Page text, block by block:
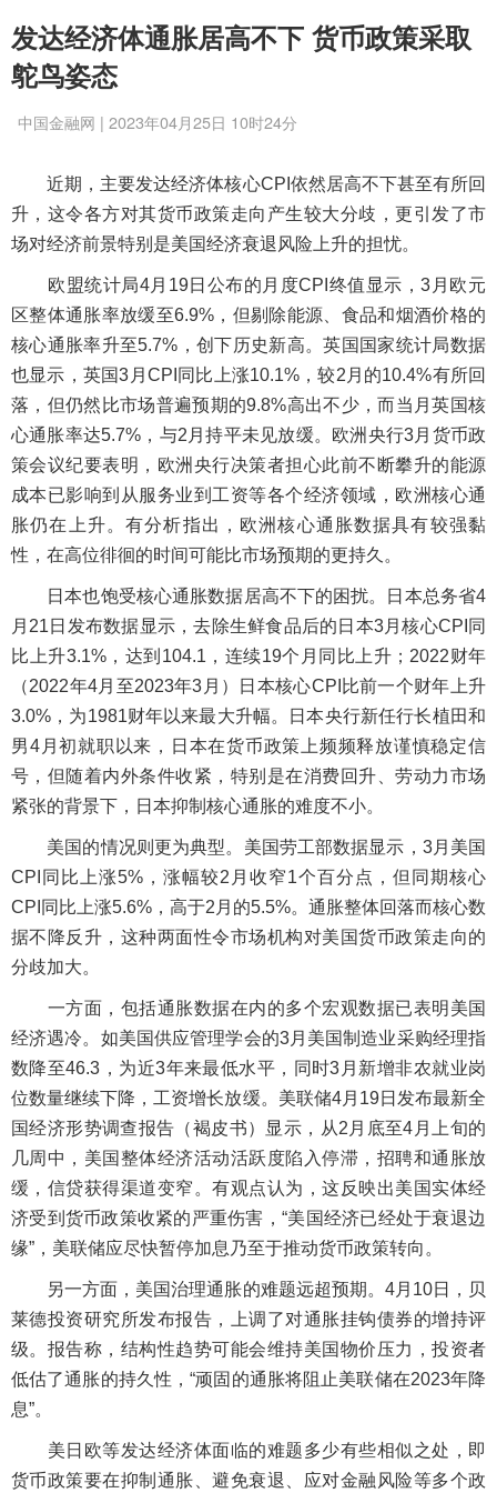
发达经济体通胀居高不下 货币政策采取
鸵鸟姿态
中国金融网 | 2023年04月25日 10时24分
近期，主要发达经济体核心CPI依然居高不下甚至有所回
升，这令各方对其货币政策走向产生较大分歧，更引发了市
场对经济前景特别是美国经济衰退风险上升的担忧。
欧盟统计局4月19日公布的月度CPI终值显示，3月欧元
区整体通胀率放缓至6.9%，但剔除能源、食品和烟酒价格的
核心通胀率升至5.7%，创下历史新高。英国国家统计局数据
也显示，英国3月CPI同比上涨10.1%，较2月的10.4%有所回
落，但仍然比市场普遍预期的9.8%高出不少，而当月英国核
心通胀率达5.7%，与2月持平未见放缓。欧洲央行3月货币政
策会议纪要表明，欧洲央行决策者担心此前不断攀升的能源
成本已影响到从服务业到工资等各个经济领域，欧洲核心通
胀仍在上升。有分析指出，欧洲核心通胀数据具有较强黏
性，在高位徘徊的时间可能比市场预期的更持久。
日本也饱受核心通胀数据居高不下的困扰。日本总务省4
月21日发布数据显示，去除生鲜食品后的日本3月核心CPI同
比上升3.1%，达到104.1，连续19个月同比上升；2022财年
（2022年4月至2023年3月）日本核心CPI比前一个财年上升
3.0%，为1981财年以来最大升幅。日本央行新任行长植田和
男4月初就职以来，日本在货币政策上频频释放谨慎稳定信
号，但随着内外条件收紧，特别是在消费回升、劳动力市场
紧张的背景下，日本抑制核心通胀的难度不小。
美国的情况则更为典型。美国劳工部数据显示，3月美国
CPI同比上涨5%，涨幅较2月收窄1个百分点，但同期核心
CPI同比上涨5.6%，高于2月的5.5%。通胀整体回落而核心数
据不降反升，这种两面性令市场机构对美国货币政策走向的
分歧加大。
一方面，包括通胀数据在内的多个宏观数据已表明美国
经济遇冷。如美国供应管理学会的3月美国制造业采购经理指
数降至46.3，为近3年来最低水平，同时3月新增非农就业岗
位数量继续下降，工资增长放缓。美联储4月19日发布最新全
国经济形势调查报告（褐皮书）显示，从2月底至4月上旬的
几周中，美国整体经济活动活跃度陷入停滞，招聘和通胀放
缓，信贷获得渠道变窄。有观点认为，这反映出美国实体经
济受到货币政策收紧的严重伤害，“美国经济已经处于衰退边
缘”，美联储应尽快暂停加息乃至于推动货币政策转向。
另一方面，美国治理通胀的难题远超预期。4月10日，贝
莱德投资研究所发布报告，上调了对通胀挂钩债券的增持评
级。报告称，结构性趋势可能会维持美国物价压力，投资者
低估了通胀的持久性，“顽固的通胀将阻止美联储在2023年降
息”。
美日欧等发达经济体面临的难题多少有些相似之处，即
货币政策要在抑制通胀、避免衰退、应对金融风险等多个政